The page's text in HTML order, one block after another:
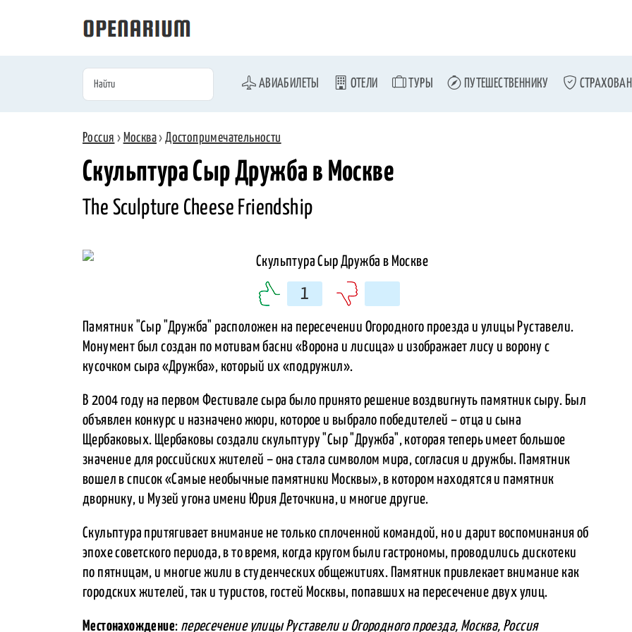
АВИАБИЛЕТЫ ОТЕЛИ ТУРЫ ПУТЕШЕСТВЕННИКУ
Россия › Москва›Достопримечательности
Скульптура Сыр Дружба в Москве
The Sculpture Cheese Friendship
1
Памятник "Сыр "Дружба" расположен на пересечении Огородного проезда и улицы Руставели.
Монумент был создан по мотивам басни «Ворона и лисица» и изображает лису и ворону с
кусочком сыра «Дружба», который их «подружил».
В 2004 году на первом Фестивале сыра было принято решение воздвигнуть памятник сыру. Был
объявлен конкурс и назначено жюри, которое и выбрало победителей – отца и сына
Щербаковых. Щербаковы создали скульптуру "Сыр "Дружба", которая теперь имеет большое
значение для российских жителей – она стала символом мира, согласия и дружбы. Памятник
вошел в список «Самые необычные памятники Москвы», в котором находятся и памятник
дворнику, и Музей угона имени Юрия Деточкина, и многие другие.
Скульптура притягивает внимание не только сплоченной командой, но и дарит воспоминания об
эпохе советского периода, в то время, когда кругом были гастрономы, проводились дискотеки
по пятницам, и многие жили в студенческих общежитиях. Памятник привлекает внимание как
городских жителей, так и туристов, гостей Москвы, попавших на пересечение двух улиц.
Местонахождение: пересечение улицы Руставели и Огородного проезда, Москва, Россия